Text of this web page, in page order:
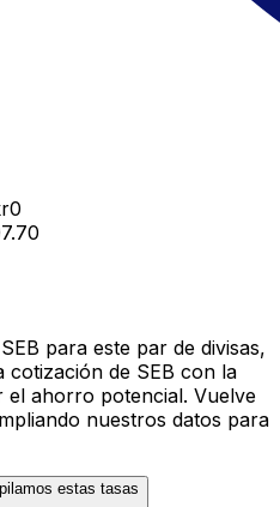
para este par de divisas,
de SEB con la
el ahorro potencial. Vuelve
nuestros datos para
estas tasas